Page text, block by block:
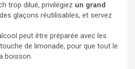
trop dilué, privilégiez un grand
glaçons réutilisables, et servez
peut être préparée avec les
de limonade, pour que tout le
boisson.